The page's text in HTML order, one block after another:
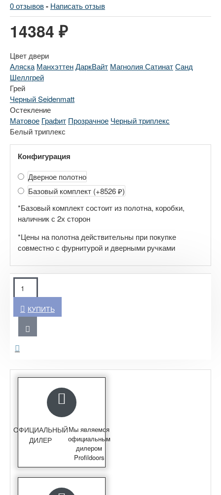
0 отзывов- Написать отзыв
14384 ₽
Цвет двери
Аляска МанхэттенДаркВайт Магнолия СатинатСанд
Шеллгрей
Грей
Черный Seidenmatt
Остекление
Матовое Графит Прозрачное Черный триплекс
Белый триплекс
Конфигурация
Дверное полотно
Базовый комплект (+8526 ₽)
*Базовый комплект состоит из полотна, коробки,
наличник с 2х сторон
*Цены на полотна действительны при покупке
совместно с фурнитурой и дверными ручками
КУПИТЬ
ОФИЦИАЛЬНЫЙ
ДИЛЕР
Мы являемся
официальным
дилером
Profildoors